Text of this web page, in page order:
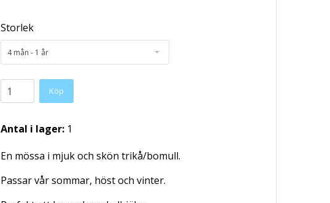
Storlek
4 mån - 1 år
Köp
Antal i lager: 1
En mössa i mjuk och skön trikå/bomull.
Passar vår sommar, höst och vinter.